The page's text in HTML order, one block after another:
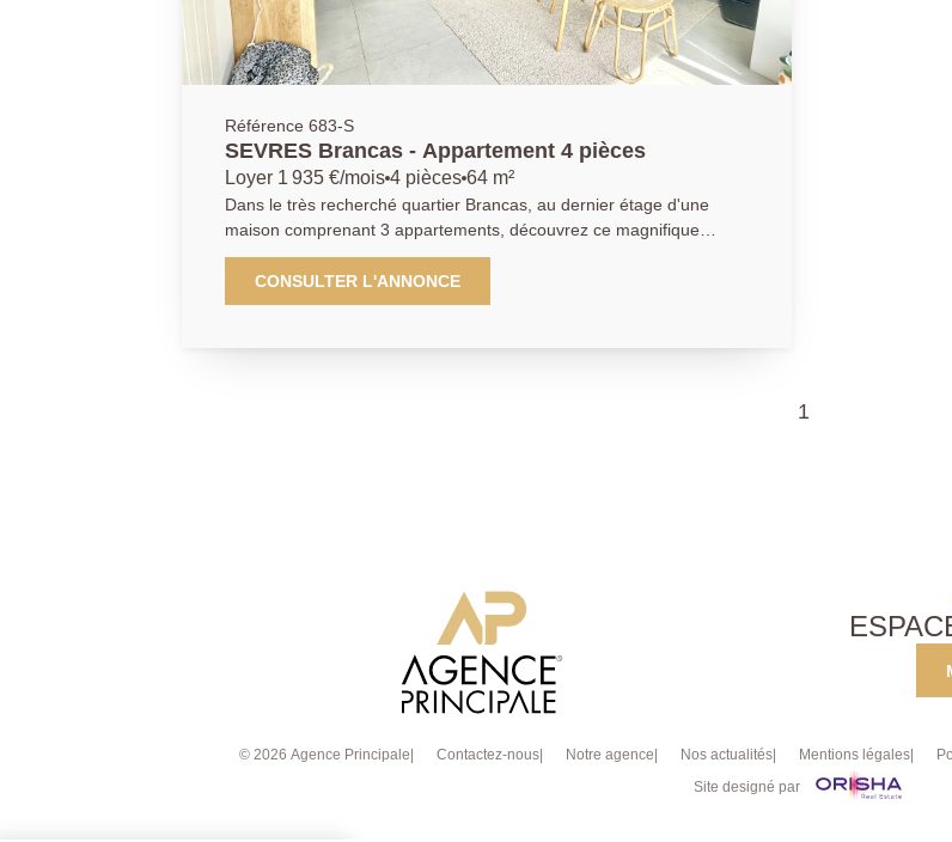
Référence 683-S
SEVRES Brancas - Appartement 4 pièces
Loyer 1 935 €/mois 4 pièces 64 m²
Dans le très recherché quartier Brancas, au dernier étage d'une
maison comprenant 3 appartements, découvrez ce magnifique
appartement meublé, situé au calme dans une impasse, à quelques
minutes du Parc de Saint Cloud. Vous serez séduit par sa superbe
pièce de vie, baignée de lumière, avec très belle hauteur sous
CONSULTER L'ANNONCE
1
© 2026 Agence Principale Contactez-nous Notre agence Nos actualités Mentions légales
Site designé par